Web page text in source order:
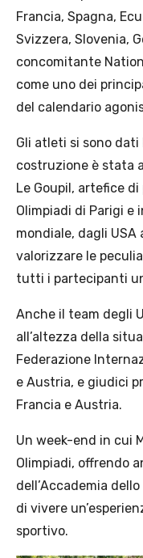
Francia, Spagna,
Svizzera, Slovenia,
concomitante
come uno dei
del calendario
Gli atleti si sono
costruzione è stata
Le Goupil, artefice
Olimpiadi di Parigi e
mondiale, dagli USA
valorizzare le
tutti i partecipanti
Anche il team degli
all’altezza della
Federazione
e Austria, e giudici
Francia e Austria.
Un week-end in cui
Olimpiadi, offrendo
dell’Accademia
di vivere
sportivo.